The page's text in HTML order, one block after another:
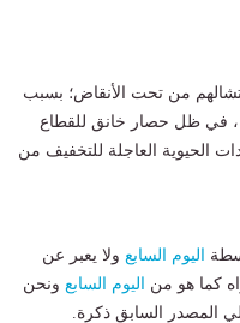
من تحت الأنقاض؛ بسبب
في ظل حصار خانق للقطاع
الحيوية العاجلة للتخفيف من
اليوم السابع ولا يعبر عن
كما هو من اليوم السابع ونحن
المصدر السابق ذكرة.